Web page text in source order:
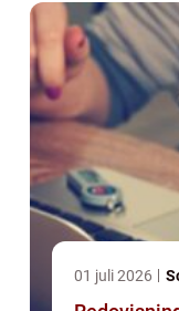
01 juli 2026